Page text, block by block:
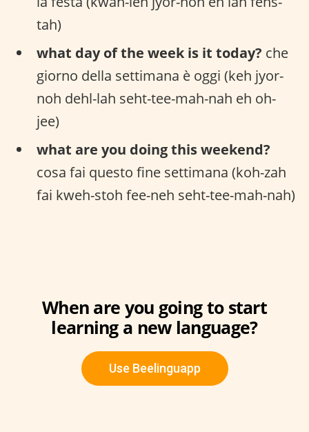
tah)
what day of the week is it today? che
giorno della settimana è oggi (keh jyor-
noh dehl-lah seht-tee-mah-nah eh oh-
jee)
what are you doing this weekend?
cosa fai questo fine settimana (koh-zah
fai kweh-stoh fee-neh seht-tee-mah-nah)
When are you going to start
learning a new language?
Use Beelinguapp